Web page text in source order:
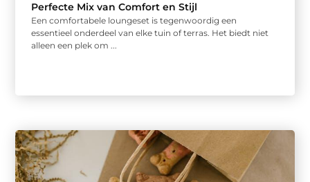
Perfecte Mix van Comfort en Stijl
Een comfortabele loungeset is tegenwoordig een
essentieel onderdeel van elke tuin of terras. Het biedt niet
alleen een plek om ...